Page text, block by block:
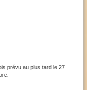
prévu au plus tard le 27